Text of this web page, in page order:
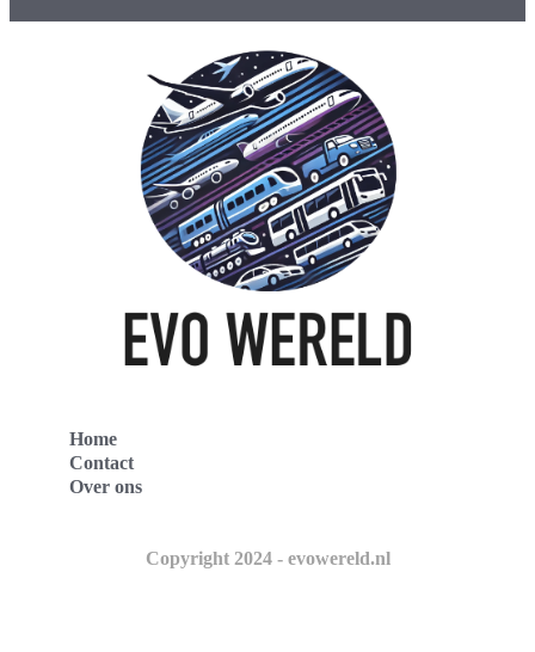
Home
Contact
Over ons
Copyright 2024 - evowereld.nl